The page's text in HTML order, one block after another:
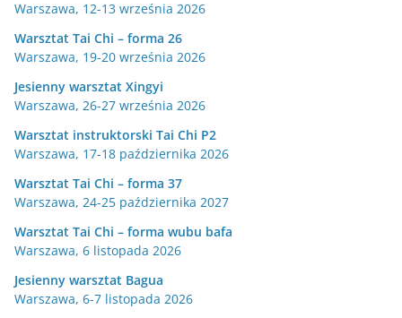
Warszawa, 12-13 września 2026
Warsztat Tai Chi – forma 26
Warszawa, 19-20 września 2026
Jesienny warsztat Xingyi
Warszawa, 26-27 września 2026
Warsztat instruktorski Tai Chi P2
Warszawa, 17-18 października 2026
Warsztat Tai Chi – forma 37
Warszawa, 24-25 października 2027
Warsztat Tai Chi – forma wubu bafa
Warszawa, 6 listopada 2026
Jesienny warsztat Bagua
Warszawa, 6-7 listopada 2026